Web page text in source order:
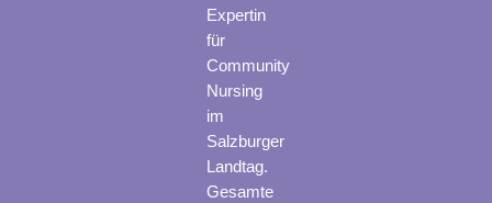
Expertin
für
Community
Nursing
im
Salzburger
Landtag.
Gesamte